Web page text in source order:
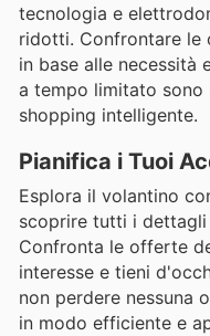
tecnologia e
ridotti. Confrontare le
in base alle necessità
a tempo limitato sono
shopping intelligente.
Pianifica i Tuoi
Esplora il volantino
scoprire tutti i dettagli
Confronta le offerte
interesse e tieni
non perdere nessuna
in modo efficiente e